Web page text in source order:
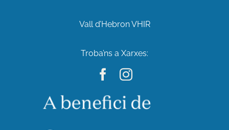
Vall d’Hebron VHIR
Troba’ns a Xarxes: